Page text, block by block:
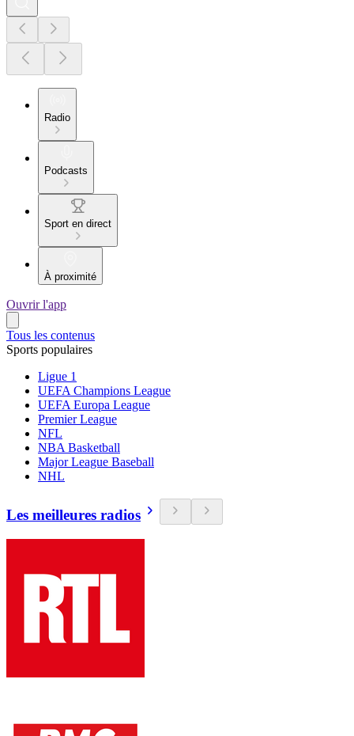
Radio
Podcasts
Sport en direct
À proximité
Ouvrir l'app
Tous les contenus
Sports populaires
Ligue 1
UEFA Champions League
UEFA Europa League
Premier League
NFL
NBA Basketball
Major League Baseball
NHL
Les meilleures radios